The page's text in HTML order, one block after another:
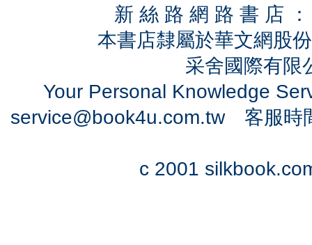
新 絲 路 網 路 書 店
本書店隸屬於華文網股
采舍國際有
Your Personal Knowledge
service@book4u.com.tw客服時
c 2001